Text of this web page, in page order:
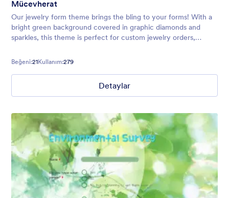
Mücevherat
Our jewelry form theme brings the bling to your forms! With a
bright green background covered in graphic diamonds and
sparkles, this theme is perfect for custom jewelry orders,
Beğeni:21Kullanım:279
Detaylar